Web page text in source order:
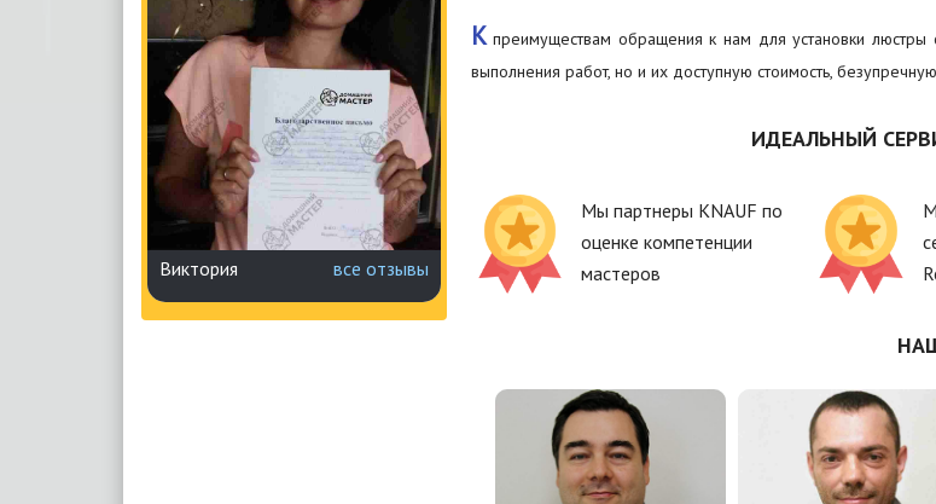
Виктория все отзывы
Кпреимуществам обращения к нам для установки люстры
выполнения работ, но и их доступную стоимость,
ИДЕАЛЬНЫЙ
Мы партнеры KNAUF по
оценке компетенции
мастеров